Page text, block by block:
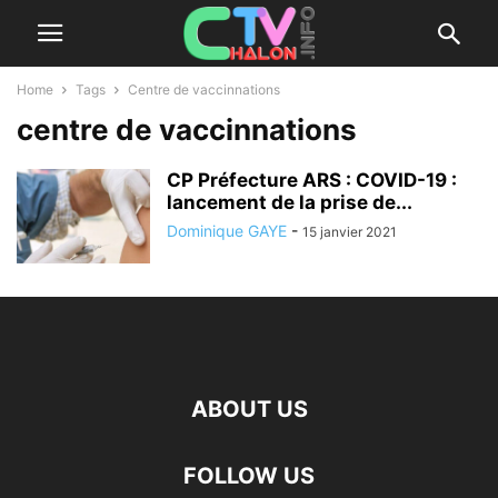
Home Tags Centre de vaccinnations
centre de vaccinnations
CP Préfecture ARS : COVID-19 :
lancement de la prise de...
Dominique GAYE - 15 janvier 2021
ABOUT US
FOLLOW US